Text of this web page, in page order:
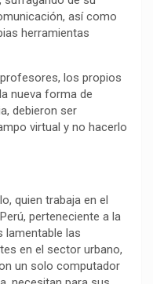
así como
herramientas
los propios
nueva forma de
debieron ser
virtual y no hacerlo
quien trabaja en el
perteneciente a la
lamentable las
en el sector urbano,
un solo computador